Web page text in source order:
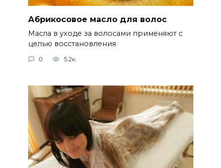
Абрикосовое масло для волос
Масла в уходе за волосами применяют с
целью восстановления
0 5.2к.